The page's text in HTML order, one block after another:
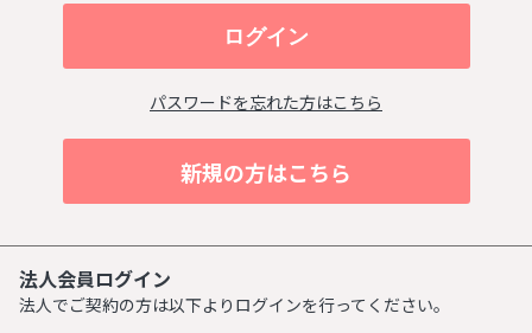
パスワードを忘れた方はこちら
新規の方はこちら
法人会員ログイン
法人でご契約の方は以下よりログインを行ってください。